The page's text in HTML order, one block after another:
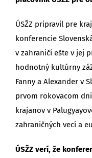
ÚSŽZ pripravil pre
konferencie
v zahraničí ešte v jej
hodnotný kultúrny
Fanny a Alexander v
prvom rokovacom
krajanov v
zahraničných vecí a
ÚSŽZ verí, že